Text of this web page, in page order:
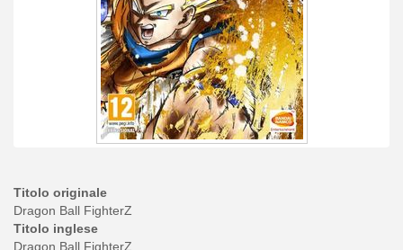
Titolo originale
Dragon Ball FighterZ
Titolo inglese
Dragon Ball FighterZ